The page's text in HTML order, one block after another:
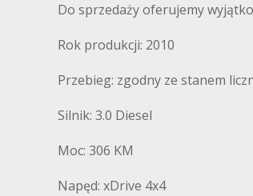
Do sprzedaży oferujemy
Rok produkcji: 2010
Przebieg: zgodny ze stanem
Silnik: 3.0 Diesel
Moc: 306 KM
Napęd: xDrive 4x4